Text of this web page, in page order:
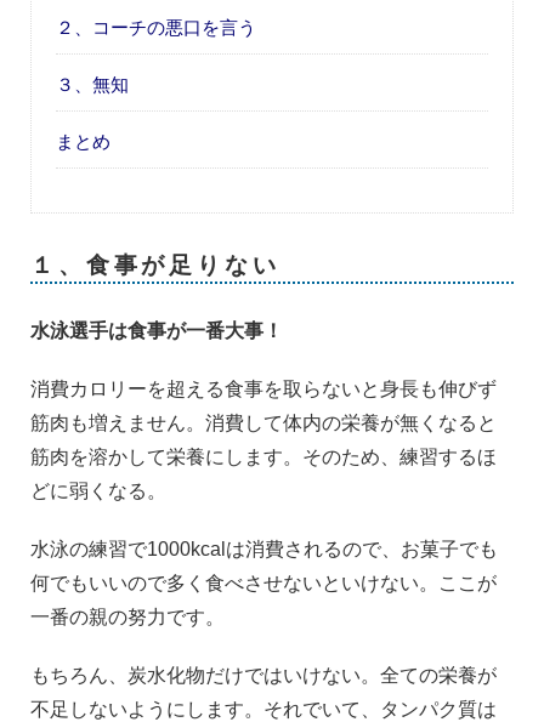
２、コーチの悪口を言う
３、無知
まとめ
１、食事が足りない
水泳選手は食事が一番大事！
消費カロリーを超える食事を取らないと身長も伸びず
筋肉も増えません。消費して体内の栄養が無くなると
筋肉を溶かして栄養にします。そのため、練習するほ
どに弱くなる。
水泳の練習で1000kcalは消費されるので、お菓子でも
何でもいいので多く食べさせないといけない。ここが
一番の親の努力です。
もちろん、炭水化物だけではいけない。全ての栄養が
不足しないようにします。それでいて、タンパク質は